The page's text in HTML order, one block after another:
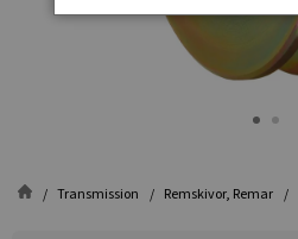
Transmission Remskivor, Remar